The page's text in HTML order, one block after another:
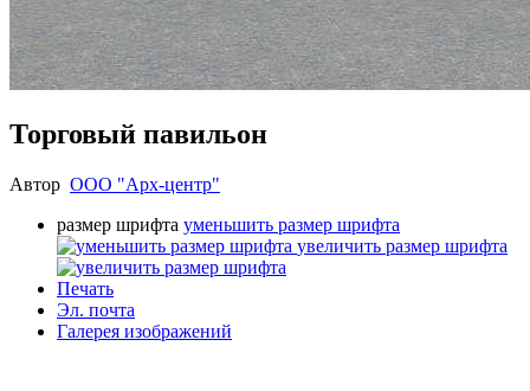
Торговый павильон
Автор ООО "Арх-центр"
размер шрифта уменьшить размер шрифта
увеличить размер шрифта
Печать
Эл. почта
Галерея изображений